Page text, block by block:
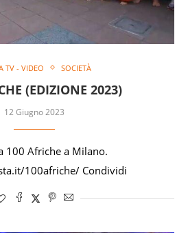
TV - VIDEO SOCIETÀ
(EDIZIONE 2023)
12 Giugno 2023
100 Afriche a Milano.
100afriche/ Condividi